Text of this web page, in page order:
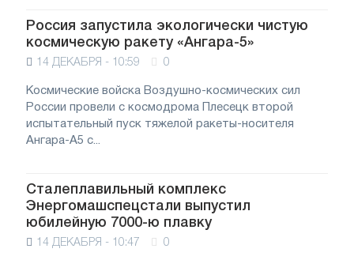
Россия запустила экологически чистую
космическую ракету «Ангара-5»
14 ДЕКАБРЯ - 10:59 0
Космические войска Воздушно-космических сил
России провели с космодрома Плесецк второй
испытательный пуск тяжелой ракеты-носителя
Ангара-А5 с...
Сталеплавильный комплекс
Энергомашспецстали выпустил
юбилейную 7000-ю плавку
14 ДЕКАБРЯ - 10:47 0